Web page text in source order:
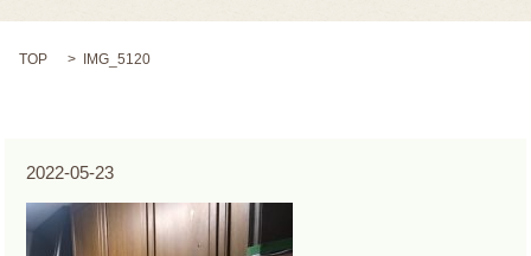
TOP IMG_5120
2022-05-23